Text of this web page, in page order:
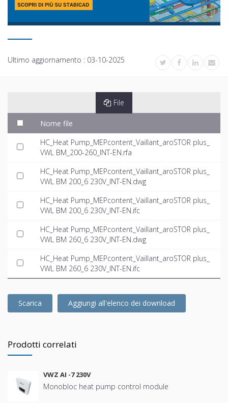
Ultimo aggiornamento : 03-10-2025
File
Nome file
HC_Heat Pump_MEPcontent_Vaillant_aroSTOR plus_
VWL BM_200-260_INT-EN.rfa
HC_Heat Pump_MEPcontent_Vaillant_aroSTOR plus_
VWL BM 200_6 230V_INT-EN.dwg
HC_Heat Pump_MEPcontent_Vaillant_aroSTOR plus_
VWL BM 200_6 230V_INT-EN.ifc
HC_Heat Pump_MEPcontent_Vaillant_aroSTOR plus_
VWL BM 260_6 230V_INT-EN.dwg
HC_Heat Pump_MEPcontent_Vaillant_aroSTOR plus_
VWL BM 260_6 230V_INT-EN.ifc
Scarica Aggiungi all'elenco dei download
Prodotti correlati
VWZ AI -7 230V
Monobloc heat pump control module